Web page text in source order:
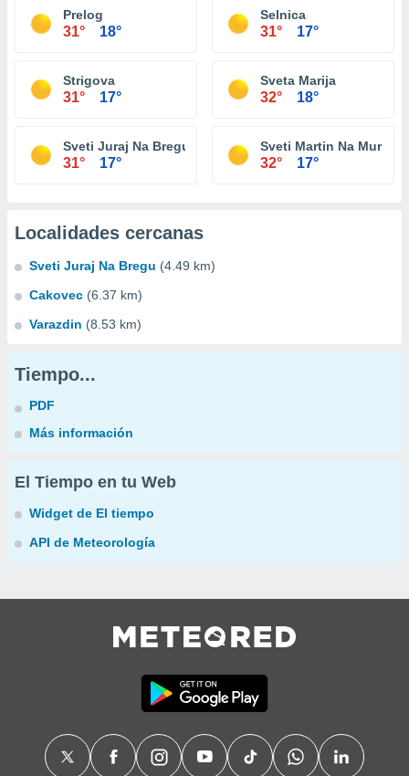
Prelog
31° 18°
Selnica
31° 17°
Strigova
31° 17°
Sveta Marija
32° 18°
Sveti Juraj Na Bregu
31° 17°
Sveti Martin Na Muri
32° 17°
Localidades cercanas
Sveti Juraj Na Bregu (4.49 km)
Cakovec (6.37 km)
Varazdin (8.53 km)
Tiempo...
PDF
Más información
El Tiempo en tu Web
Widget de El tiempo
API de Meteorología